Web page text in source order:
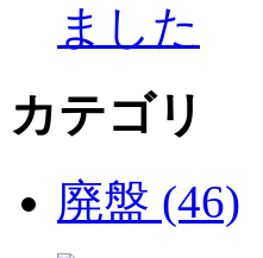
ました
カテゴリ
廃盤 (46)